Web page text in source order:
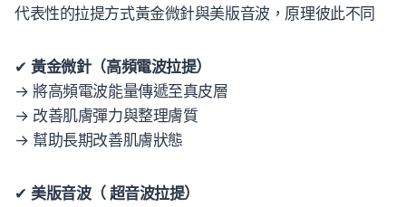
代表性的拉提方式黃金微針與美版音波，原理彼此不同
✔黃金微針（高頻電波拉提）
→ 將高頻電波能量傳遞至真皮層
→ 改善肌膚彈力與整理膚質
→ 幫助長期改善肌膚狀態
✔ 美版音波（ 超音波拉提）